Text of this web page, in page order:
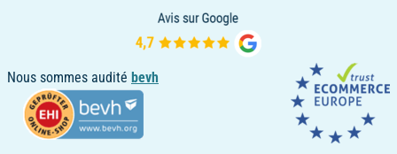
Nous sommes audité bevh